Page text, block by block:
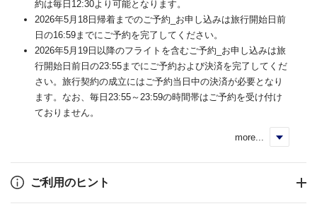
約は毎日12:30より可能となります。
2026年5月18日帰着までのご予約_お申し込みは旅行開始日前
日の16:59までにご予約を完了してください。
2026年5月19日以降のフライトを含むご予約_お申し込みは旅
行開始日前日の23:55までにご予約および決済を完了してくだ
さい。旅行契約の成立にはご予約当日中の決済が必要となり
ます。なお、毎日23:55～23:59の時間帯はご予約を受け付け
ておりません。
more...
ご利用のヒント